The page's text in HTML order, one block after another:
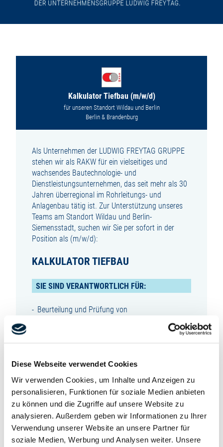
Diese Webseite verwendet Cookies
Wir verwenden Cookies, um Inhalte und Anzeigen zu
personalisieren, Funktionen für soziale Medien anbieten
zu können und die Zugriffe auf unsere Website zu
analysieren. Außerdem geben wir Informationen zu Ihrer
Verwendung unserer Website an unsere Partner für
soziale Medien, Werbung und Analysen weiter. Unsere
Kalkulator Tiefbau (m/w/d)
für unseren Standort Wildau und Berlin
Berlin & Brandenburg
Als Unternehmen der LUDWIG FREYTAG GRUPPE
stehen wir als RAKW für ein vielseitiges und
wachsendes Bautechnologie- und
Dienstleistungsunternehmen, das seit mehr als 30
Jahren überregional im Rohrleitungs- und
Anlagenbau tätig ist. Zur Unterstützung unseres
Teams am Standort Wildau und Berlin-
Siemensstadt, suchen wir Sie per sofort in der
Position als (m/w/d):
KALKULATOR TIEFBAU
SIE SIND VERANTWORTLICH FÜR:
Beurteilung und Prüfung von
Kostenschätzungen im Tief-, Rohrleitungsbau für
Strukturierung und Steuerung des
Kalkulationsprozesses und Aufstellung der
Angebotskalkulation
Erarbeitung von technischen Lösungen,
Sondervorschlägen und Nebenangeboten
Auftragsvorbereitung, Materialdisposition,
technische Dokumentation
Übergabe der Auftragskalkulation an die Bau-